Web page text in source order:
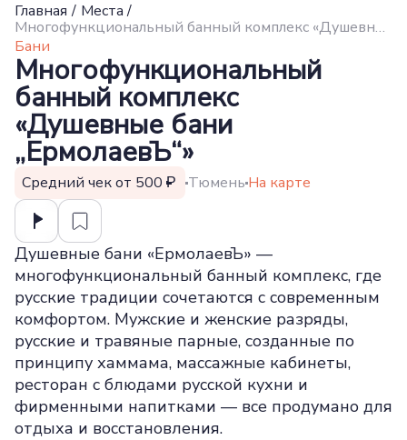
Главная / Места /
Многофункциональный банный комплекс «Душевные бани „ЕрмолаевЪ“»
Бани
Многофункциональный
банный комплекс
«Душевные бани
„ЕрмолаевЪ“»
Средний чек от 500 ТюменьНа карте
Душевные бани «ЕрмолаевЪ» —
многофункциональный банный комплекс, где
русские традиции сочетаются с современным
комфортом. Мужские и женские разряды,
русские и травяные парные, созданные по
принципу хаммама, массажные кабинеты,
ресторан с блюдами русской кухни и
фирменными напитками — все продумано для
отдыха и восстановления.